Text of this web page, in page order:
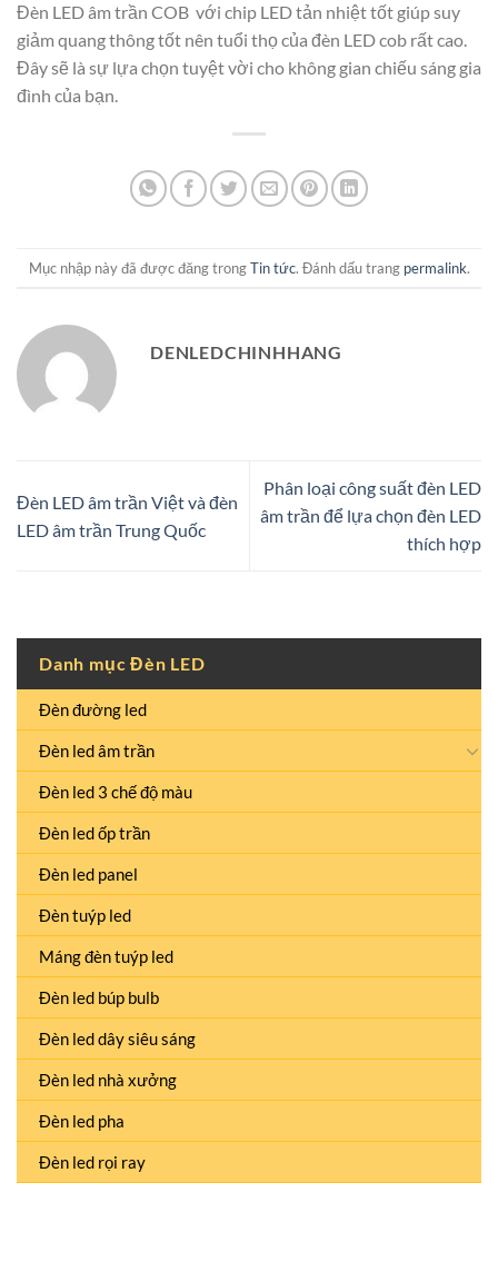
Đèn LED âm trần COB với chip LED tản nhiệt tốt giúp suy
giảm quang thông tốt nên tuổi thọ của đèn LED cob rất cao.
Đây sẽ là sự lựa chọn tuyệt vời cho không gian chiếu sáng gia
đình của bạn.
Mục nhập này đã được đăng trongTin tức. Đánh dấu trang permalink.
DENLEDCHINHHANG
Đèn LED âm trần Việt và đèn
LED âm trần Trung Quốc
Phân loại công suất đèn LED
âm trần để lựa chọn đèn LED
thích hợp
Danh mục Đèn LED
Đèn đường led
Đèn led âm trần
Đèn led 3 chế độ màu
Đèn led ốp trần
Đèn led panel
Đèn tuýp led
Máng đèn tuýp led
Đèn led búp bulb
Đèn led dây siêu sáng
Đèn led nhà xưởng
Đèn led pha
Đèn led rọi ray